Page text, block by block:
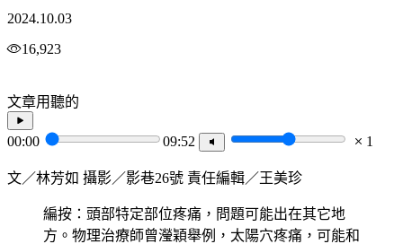
2024.10.03
16,923
文章用聽的
00:00 09:52 1
文／林芳如 攝影／影巷26號 責任編輯／王美珍
編按：頭部特定部位疼痛，問題可能出在其它地
方。物理治療師曾瀅穎舉例，太陽穴疼痛，可能和